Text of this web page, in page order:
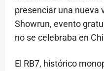
presenciar una nueva
Showrun, evento
no se celebraba en
El RB7, histórico